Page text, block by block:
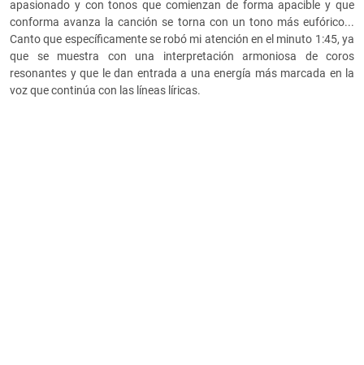
apasionado y con tonos que comienzan de forma apacible y que
conforma avanza la canción se torna con un tono más eufórico...
Canto que específicamente se robó mi atención en el minuto 1:45, ya
que se muestra con una interpretación armoniosa de coros
resonantes y que le dan entrada a una energía más marcada en la
voz que continúa con las líneas líricas.